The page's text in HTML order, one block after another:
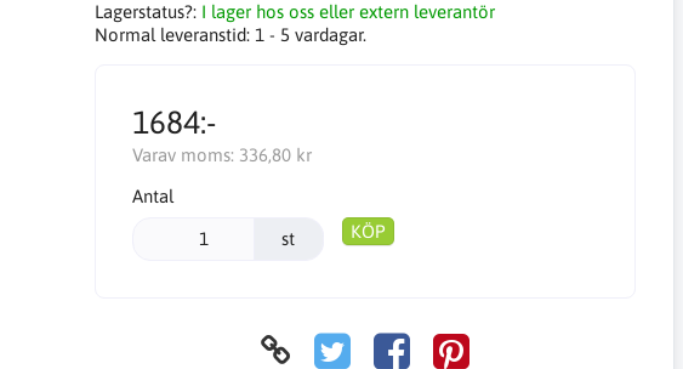
Lagerstatus?: I lager hos oss eller extern leverantör
Normal leveranstid: 1 - 5 vardagar.
1684:-
Varav moms: 336,80 kr
Antal
st KÖP